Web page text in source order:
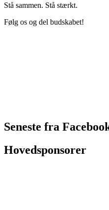
Stå sammen. Stå stærkt.
Følg os og del budskabet!
Seneste fra
Hovedsponsorer